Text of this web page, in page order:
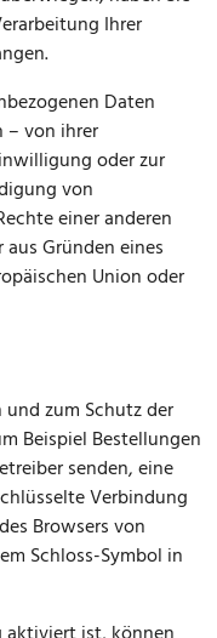
Ihrer
Daten
– von ihrer
oder zur
von
einer anderen
Gründen eines
Union oder
zum Schutz der
Beispiel Bestellungen
senden, eine
Verbindung
Browsers von
Schloss-Symbol in